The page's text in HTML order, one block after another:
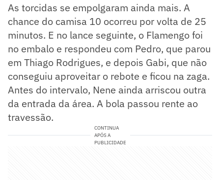
As torcidas se empolgaram ainda mais. A
chance do camisa 10 ocorreu por volta de 25
minutos. E no lance seguinte, o Flamengo foi
no embalo e respondeu com Pedro, que parou
em Thiago Rodrigues, e depois Gabi, que não
conseguiu aproveitar o rebote e ficou na zaga.
Antes do intervalo, Nene ainda arriscou outra
da entrada da área. A bola passou rente ao
travessão.
CONTINUA
APÓS A
PUBLICIDADE